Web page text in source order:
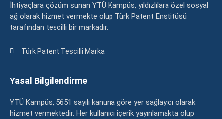
İhtiyaçlara çözüm sunan YTÜ Kampüs, yıldızlılara özel sosyal
ağ olarak hizmet vermekte olup Türk Patent Enstitüsü
tarafından tescilli bir markadır.
Türk Patent Tescilli Marka
Yasal Bilgilendirme
YTÜ Kampüs, 5651 sayılı kanuna göre yer sağlayıcı olarak
hizmet vermektedir. Her kullanıcı içerik yayınlamakta olup